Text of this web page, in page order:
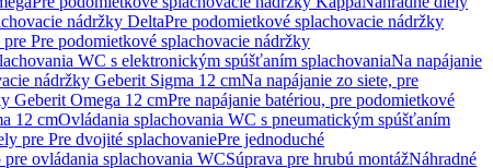
nádržky DeltaPre podomietkové splachovacie nádržky
Pre podomietkové splachovacie nádržky
WC s elektronickým spúšťaním splachovaniaNa napájanie
nádržky Geberit Sigma 12 cmNa napájanie zo siete, pre
Geberit Omega 12 cmPre napájanie batériou, pre podomietkové
12 cmOvládania splachovania WC s pneumatickým spúšťaním
pre Pre dvojité splachovaniePre jednoduché
ovládania splachovania WCSúprava pre hrubú montážNáhradné